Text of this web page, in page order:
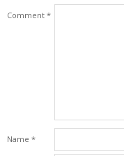
Comment *
Name *